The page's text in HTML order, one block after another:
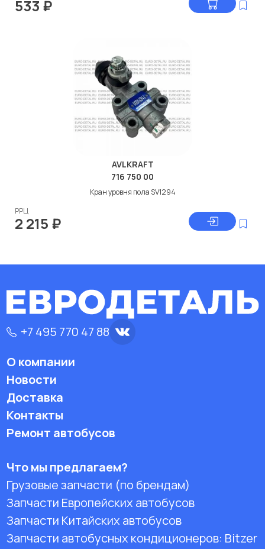
533 ₽
AVLKRAFT
716 750 00
Кран уровня пола SV1294
РРЦ
2 215 ₽
+7 495 770 47 88
О компании
Новости
Доставка
Контакты
Ремонт автобусов
Что мы предлагаем?
Грузовые запчасти (по брендам)
Запчасти Европейских автобусов
Запчасти Китайских автобусов
Запчасти автобусных кондиционеров: Bitzer